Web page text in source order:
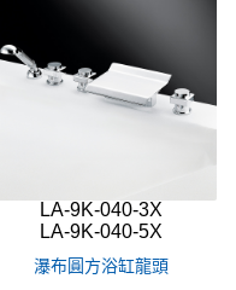
LA-9K-040-3X
LA-9K-040-5X
瀑布圓方浴缸龍頭